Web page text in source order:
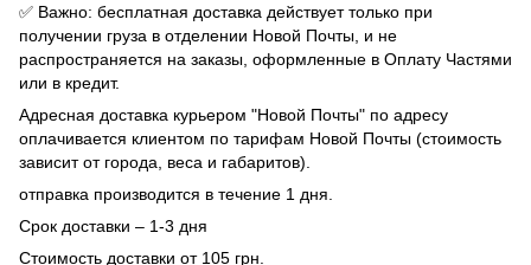
✅ Важно: бесплатная доставка действует только при
получении груза в отделении Новой Почты, и не
распространяется на заказы, оформленные в Оплату Частями
или в кредит.
Адресная доставка курьером "Новой Почты" по адресу
оплачивается клиентом по тарифам Новой Почты (стоимость
зависит от города, веса и габаритов).
отправка производится в течение 1 дня.
Срок доставки – 1-3 дня
Стоимость доставки от 105 грн.